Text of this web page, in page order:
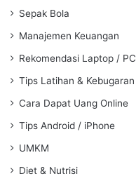
Sepak Bola
Manajemen Keuangan
Rekomendasi Laptop / PC
Tips Latihan & Kebugaran
Cara Dapat Uang Online
Tips Android / iPhone
UMKM
Diet & Nutrisi